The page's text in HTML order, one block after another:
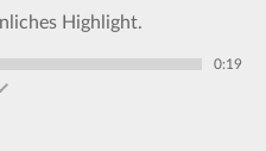
Highlight.
0:19